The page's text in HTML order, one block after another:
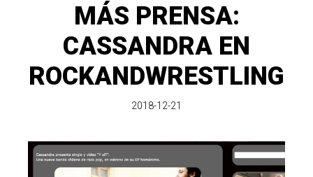
MÁS PRENSA:
CASSANDRA EN
ROCKANDWRESTLING
2018-12-21